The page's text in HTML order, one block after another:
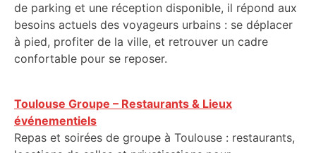
de parking et une réception disponible, il répond aux
besoins actuels des voyageurs urbains : se déplacer
à pied, profiter de la ville, et retrouver un cadre
confortable pour se reposer.
Toulouse Groupe – Restaurants & Lieux
événementiels
Repas et soirées de groupe à Toulouse : restaurants,